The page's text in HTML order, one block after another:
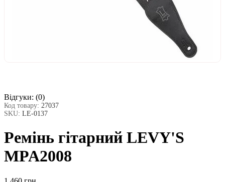
Відгуки: (0)
Код товару: 27037
SKU: LE-0137
Ремінь гітарний LEVY'S
MPA2008